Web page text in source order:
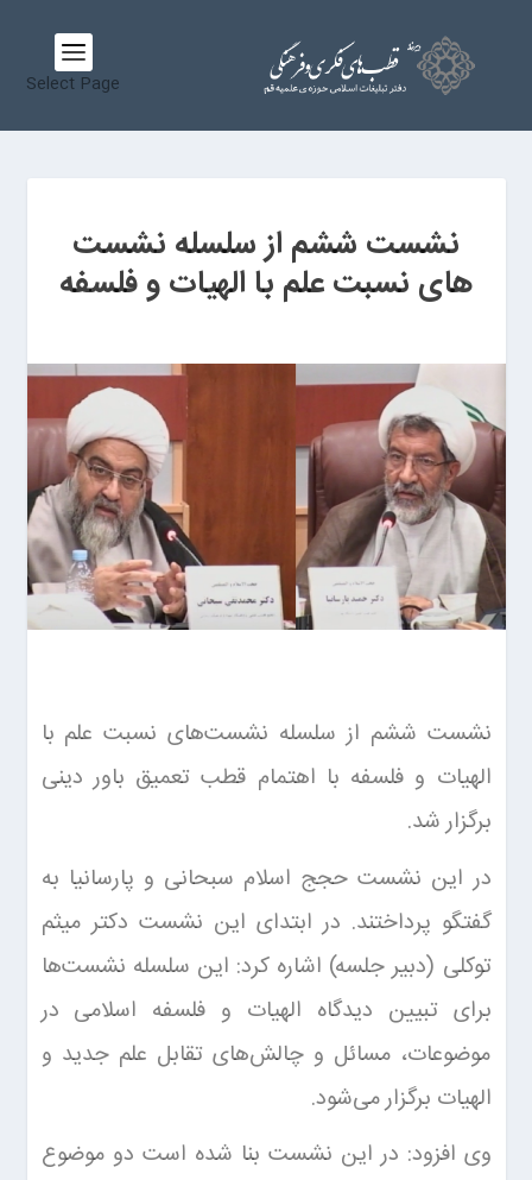
Select Page
نشست ششم از سلسله نشست
های نسبت علم با الهیات و فلسفه
نشست ششم از سلسله نشست‌های نسبت علم با
الهیات و فلسفه با اهتمام قطب تعمیق باور دینی
برگزار شد.
در این نشست حجج اسلام سبحانی و پارسانیا به
گفتگو پرداختند. در ابتدای این نشست دکتر میثم
توکلی (دبیر جلسه) اشاره کرد: این سلسله نشست‌ها
برای تبیین دیدگاه الهیات و فلسفه اسلامی در
موضوعات، مسائل و چالش‌های تقابل علم جدید و
الهیات برگزار می‌شود.
وی افزود: در این نشست بنا شده است دو موضوع